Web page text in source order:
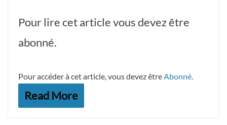
Pour lire cet article vous devez être
abonné.
Pour accéder à cet article, vous devez êtreAbonné.
Read More